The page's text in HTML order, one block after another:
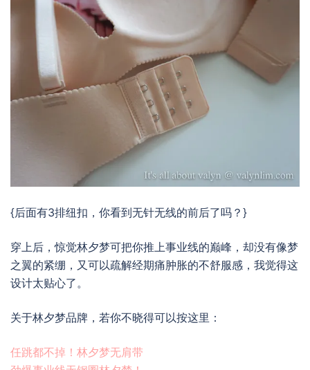
{后面有3排纽扣，你看到无针无线的前后了吗？}
穿上后，惊觉林夕梦可把你推上事业线的巅峰，却没有像梦
之翼的紧绷，又可以疏解经期痛肿胀的不舒服感，我觉得这
设计太贴心了。
关于林夕梦品牌，若你不晓得可以按这里：
任跳都不掉！林夕梦无肩带